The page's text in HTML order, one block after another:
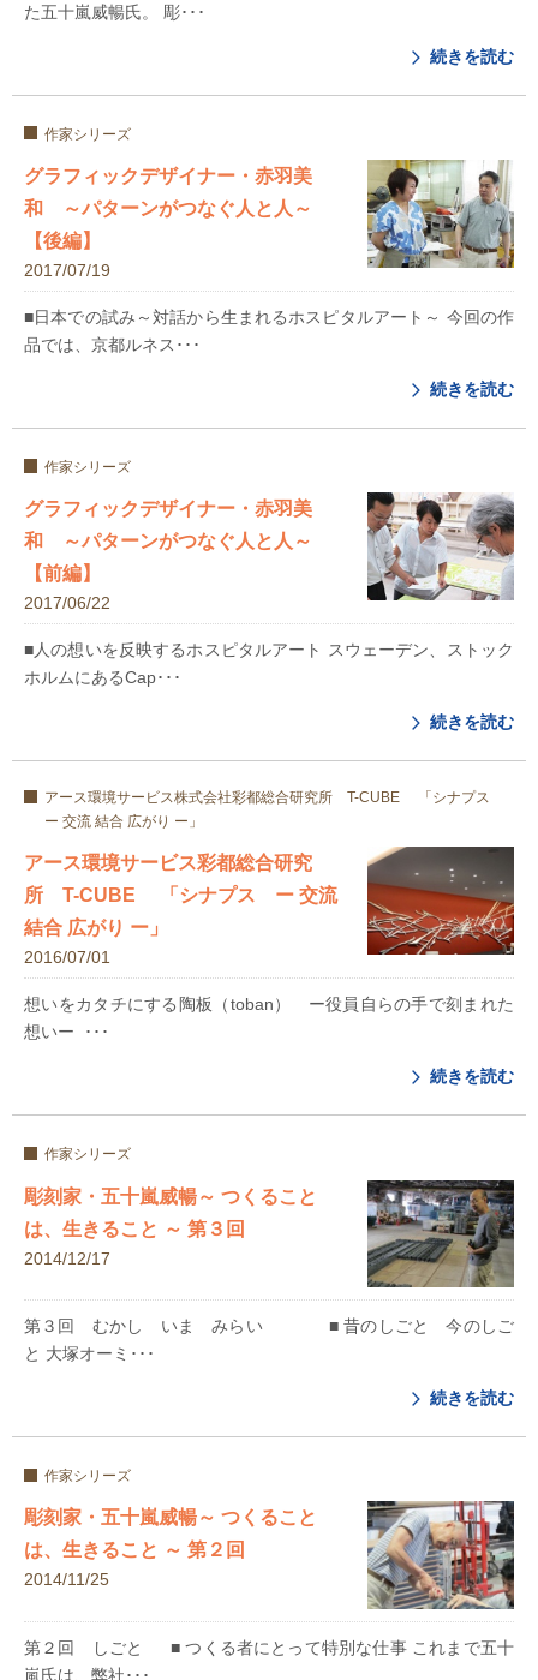
た五十嵐威暢氏。 彫･･･
続きを読む
作家シリーズ
グラフィックデザイナー・赤羽美
和 ～パターンがつなぐ人と人～
【後編】
2017/07/19
■日本での試み～対話から生まれるホスピタルアート～ 今回の作
品では、京都ルネス･･･
続きを読む
作家シリーズ
グラフィックデザイナー・赤羽美
和 ～パターンがつなぐ人と人～
【前編】
2017/06/22
■人の想いを反映するホスピタルアート スウェーデン、ストック
ホルムにあるCap･･･
続きを読む
アース環境サービス株式会社彩都総合研究所 T-CUBE 「シナプス
ー 交流 結合 広がり ー」
アース環境サービス彩都総合研究
所 T-CUBE 「シナプス ー 交流
結合 広がり ー」
2016/07/01
想いをカタチにする陶板（toban） ー役員自らの手で刻まれた
想いー ･･･
続きを読む
作家シリーズ
彫刻家・五十嵐威暢～ つくること
は、生きること ～ 第３回
2014/12/17
第３回 むかし いま みらい ■ 昔のしごと 今のしご
と 大塚オーミ･･･
続きを読む
作家シリーズ
彫刻家・五十嵐威暢～ つくること
は、生きること ～ 第２回
2014/11/25
第２回 しごと ■ つくる者にとって特別な仕事 これまで五十
嵐氏は、弊社･･･